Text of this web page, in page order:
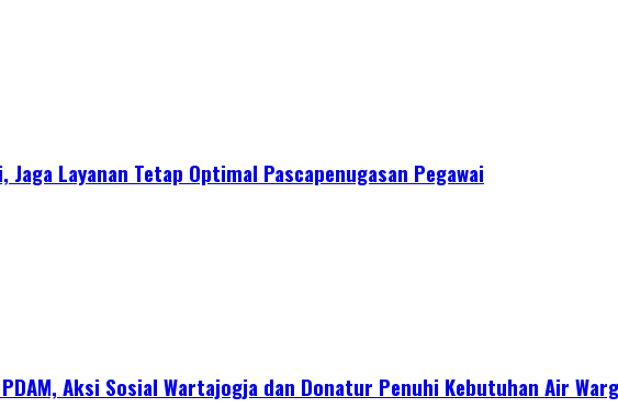
Layanan Tetap Optimal Pascapenugasan Pegawai
Aksi Sosial Wartajogja dan Donatur Penuhi Kebutuhan Air